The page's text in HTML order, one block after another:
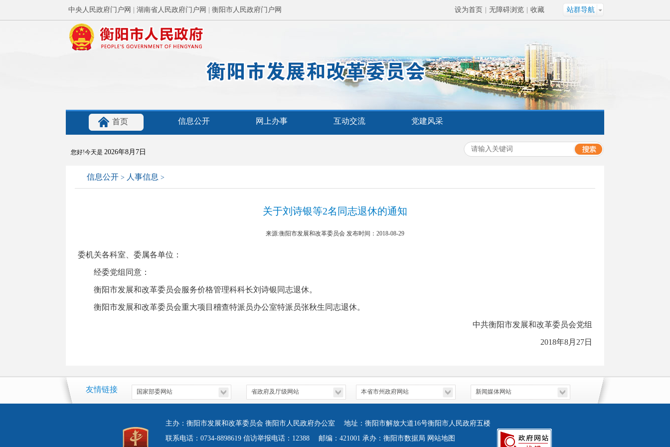
中央人民政府门户网 湖南省人民政府门户网 衡阳市人民政府门户网 设为首页 无障碍浏览 收藏 站群导航
首页 信息公开 网上办事 互动交流 党建风采
您好!今天是 2026年8月7日
信息公开 > 人事信息 >
关于刘诗银等2名同志退休的通知
来源:衡阳市发展和改革委员会 发布时间：2018-08-29
委机关各科室、委属各单位：
经委党组同意：
衡阳市发展和改革委员会服务价格管理科科长刘诗银同志退休。
衡阳市发展和改革委员会重大项目稽查特派员办公室特派员张秋生同志退休。
中共衡阳市发展和改革委员会党组
2018年8月27日
友情链接
主办：衡阳市发展和改革委员会 衡阳市人民政府办公室 地址：衡阳市解放大道16号衡阳市人民政府五楼
联系电话：0734-8898619 信访举报电话：12388 邮编：421001 承办：衡阳市数据局 网站地图